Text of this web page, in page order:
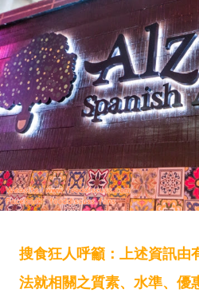
搜食狂人呼籲：上述資訊由
法就相關之質素、水準、優